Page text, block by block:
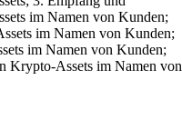
im Namen von Kunden;
im Namen von Kunden;
im Namen von Kunden;
Krypto-Assets im Namen von